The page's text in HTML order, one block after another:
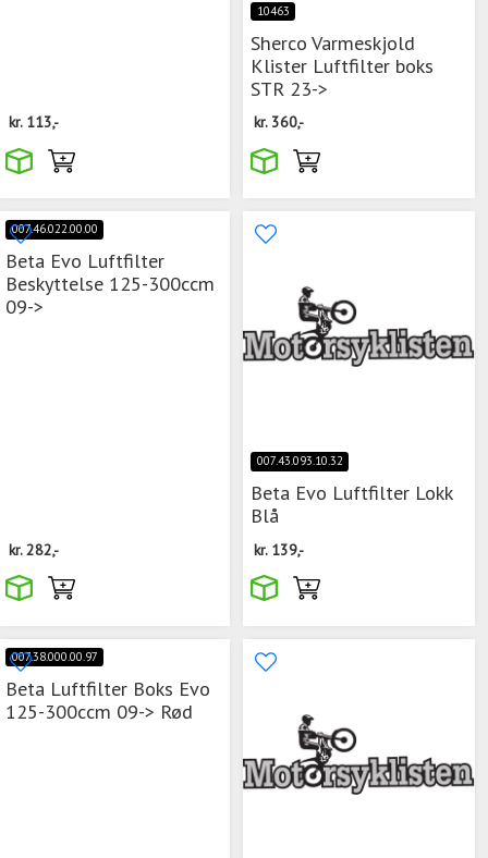
kr. 113,-
10463
Sherco Varmeskjold
Klister Luftfilter boks
STR 23->
kr. 360,-
007.46.022.00.00
Beta Evo Luftfilter
Beskyttelse 125-300ccm
09->
kr. 282,-
007.43.093.10.32
Beta Evo Luftfilter Lokk
Blå
kr. 139,-
007.38.000.00.97
Beta Luftfilter Boks Evo
125-300ccm 09-> Rød